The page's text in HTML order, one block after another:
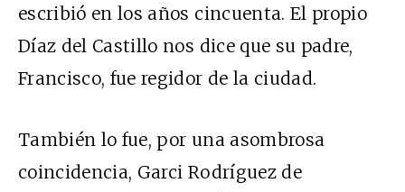
escribió en los años cincuenta. El propio
Díaz del Castillo nos dice que su padre,
Francisco, fue regidor de la ciudad.
También lo fue, por una asombrosa
coincidencia, Garci Rodríguez de